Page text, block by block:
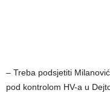
– Treba podsjetiti
pod kontrolom HV-a u